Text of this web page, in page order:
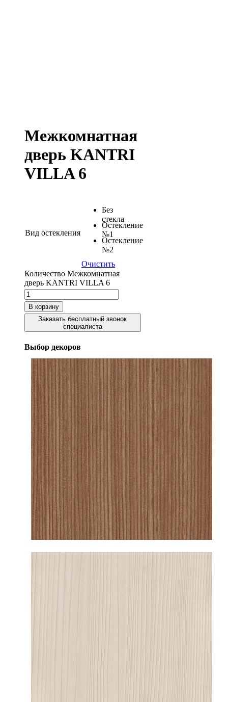
Межкомнатная
дверь KANTRI
VILLA 6
Вид остекления
Без
стекла
Остекление
№1
Остекление
№2
Очистить
Количество Межкомнатная
дверь KANTRI VILLA 6
В корзину
Заказать бесплатный звонок
специалиста
Выбор декоров